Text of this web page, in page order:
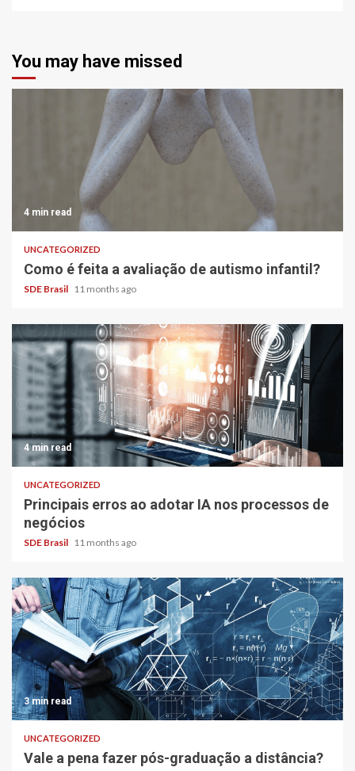
You may have missed
4 min read
UNCATEGORIZED
Como é feita a avaliação de autismo infantil?
SDE Brasil 11 months ago
4 min read
UNCATEGORIZED
Principais erros ao adotar IA nos processos de
negócios
SDE Brasil 11 months ago
3 min read
UNCATEGORIZED
Vale a pena fazer pós-graduação a distância?